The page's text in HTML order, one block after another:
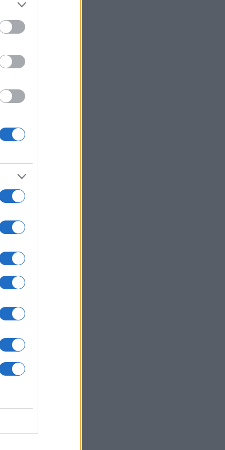
vs ΗΠΑ: Το Πεκίνο τρέχει προς το
08/26 - 22:34
κατοχής!
κατά Μαμντάνι για την επίσκεψη
5»
08/08/26 - 22:18
της ΕΛ.ΑΣ. σε βενζινάδικο
και «μπουλντόγκ» της
μαφίας
08/26 - 22:09
σύμφωνο Τουρκίας,
και Σαουδικής Αραβίας» -
Άγκυρας για τη Μαύρη
σε εμπορικά πλοία από
και Ουκρανία